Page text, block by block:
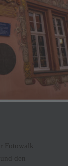
Fotowalk
den